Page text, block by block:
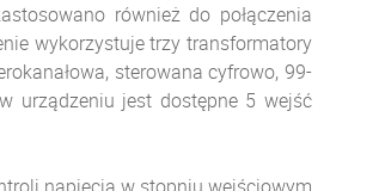
również do połączenia
wykorzystuje trzy transformatory
sterowana cyfrowo, 99-
urządzeniu jest dostępne 5 wejść